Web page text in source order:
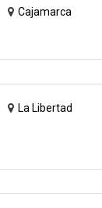
Cajamarca
La Libertad